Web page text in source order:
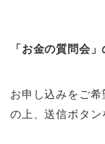
「お金の質問会
お申し込みをご
の上、送信ボタン